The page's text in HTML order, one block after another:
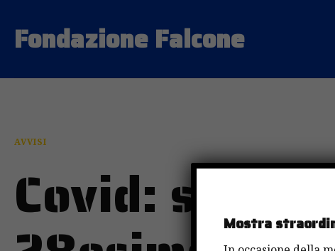
Fondazione Falcone
AVVISI
Covid: Mostra